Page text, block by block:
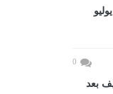
خلال الأسبوع الجارياليوم السبت، 25 يوليو
0
بعد